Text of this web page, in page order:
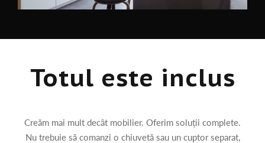
Totul este inclus
Creăm mai mult decât mobilier. Oferim soluții complete.
Nu trebuie să comanzi o chiuvetă sau un cuptor separat,